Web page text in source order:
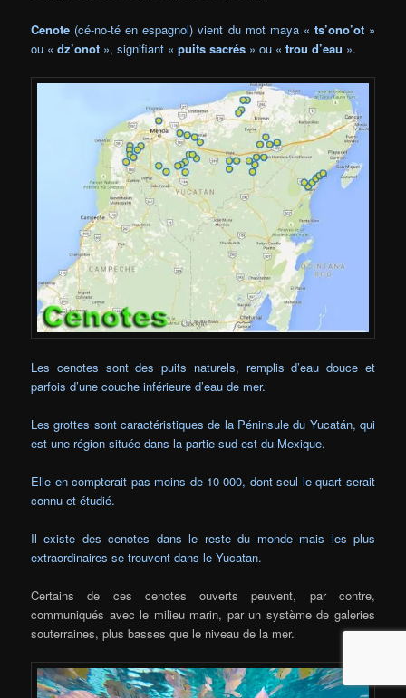
Cenote (cé-no-té en espagnol) vient du mot maya « ts’ono’ot»
ou « dz’onot », signifiant «puits sacrés » ou « trou d’eau ».
Les cenotes sont des puits naturels, remplis d’eau douce et
parfois d’une couche inférieure d’eau de mer.
Les grottes sont caractéristiques de la Péninsule du Yucatán, qui
est une région située dans la partie sud-est du Mexique.
Elle en compterait pas moins de 10 000, dont seul le quart serait
connu et étudié.
Il existe des cenotes dans le reste du monde mais les plus
extraordinaires se trouvent dans le Yucatan.
Certains de ces cenotes ouverts peuvent, par contre,
communiqués avec le milieu marin, par un système de galeries
souterraines, plus basses que le niveau de la mer.